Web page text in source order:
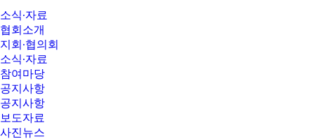
소식∙자료
협회소개
지회∙협의회
소식∙자료
참여마당
공지사항
공지사항
보도자료
사진뉴스